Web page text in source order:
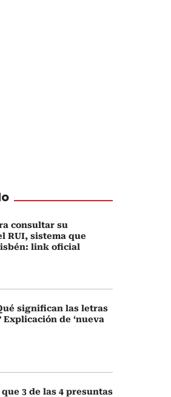
consultar su
RUI, sistema que
link oficial
significan las letras
Explicación de ‘nueva
3 de las 4 presuntas